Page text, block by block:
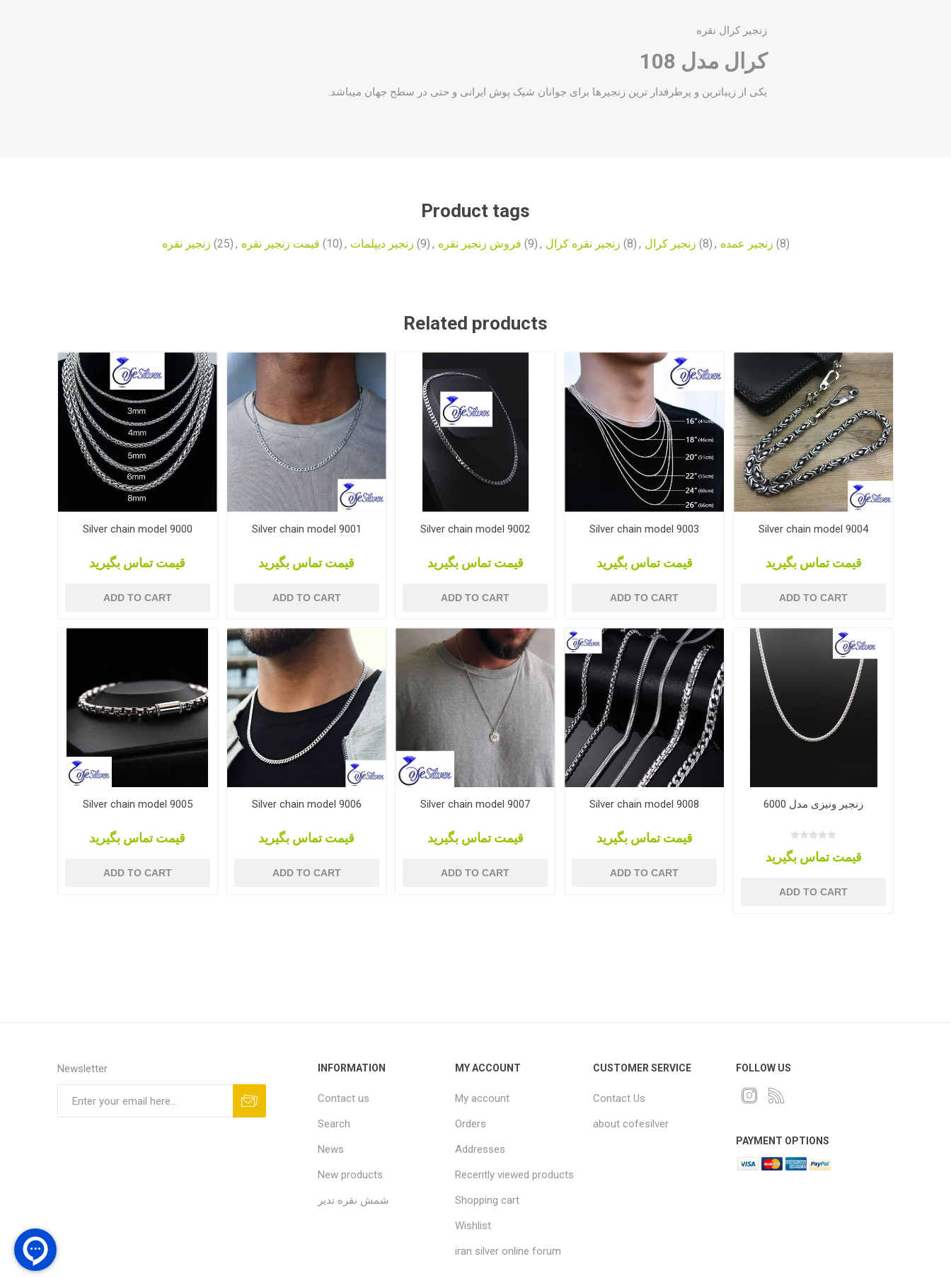
زنجیر کرال نقره
کرال مدل 108
یکی از زیباترین و پرطرفدار ترین زنجیرها برای جوانان شیک پوش ایرانی و حتی در سطح جهان میباشد.
Product tags
زنجیر نقره (25) , قیمت زنجیر نقره (10) , زنجیر دیپلمات (9) , فروش زنجیر نقره (9) , زنجیر نقره کرال (8) , زنجیر کرال (8) , زنجیر عمده (8)
Related products
Silver chain model 9000
قیمت تماس بگیرید
ADD TO CART
Silver chain model 9001
قیمت تماس بگیرید
ADD TO CART
Silver chain model 9002
قیمت تماس بگیرید
ADD TO CART
Silver chain model 9003
قیمت تماس بگیرید
ADD TO CART
Silver chain model 9004
قیمت تماس بگیرید
ADD TO CART
Silver chain model 9005
قیمت تماس بگیرید
ADD TO CART
Silver chain model 9006
قیمت تماس بگیرید
ADD TO CART
Silver chain model 9007
قیمت تماس بگیرید
ADD TO CART
Silver chain model 9008
قیمت تماس بگیرید
ADD TO CART
زنجیر ونیزی مدل 6000
قیمت تماس بگیرید
ADD TO CART
Newsletter INFORMATION
Contact us
Search
News
New products
شمش نقره ندیر
MY ACCOUNT
My account
Orders
Addresses
Recently viewed products
Shopping cart
Wishlist
iran silver online forum
CUSTOMER SERVICE
Contact Us
about cofesilver
FOLLOW US
PAYMENT OPTIONS